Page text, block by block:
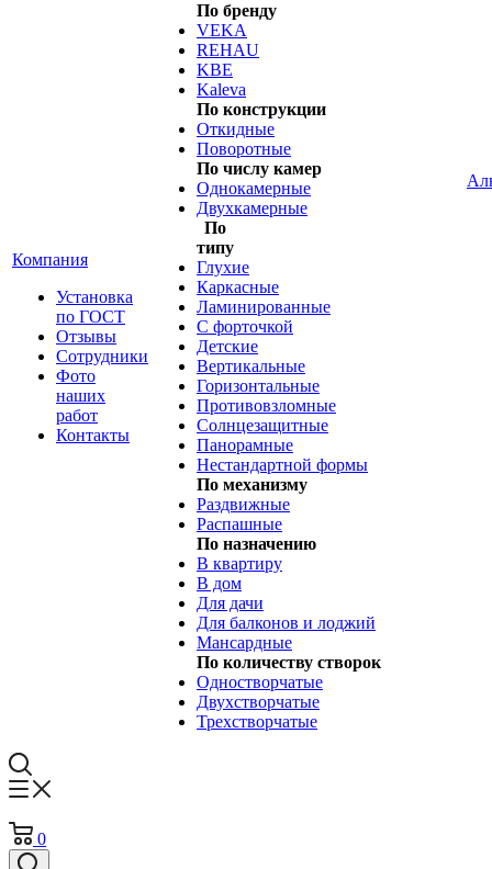
Компания
Установка
по ГОСТ
Отзывы
Сотрудники
Фото
наших
работ
Контакты
По бренду
VEKA
REHAU
KBE
Kaleva
По конструкции
Откидные
Поворотные
По числу камер
Однокамерные
Двухкамерные
По
типу
Глухие
Каркасные
Ламинированные
С форточкой
Детские
Вертикальные
Горизонтальные
Противовзломные
Солнцезащитные
Панорамные
Нестандартной формы
По механизму
Раздвижные
Распашные
По назначению
В квартиру
В дом
Для дачи
Для балконов и лоджий
Мансардные
По количеству створок
Одностворчатые
Двухстворчатые
Трехстворчатые
0